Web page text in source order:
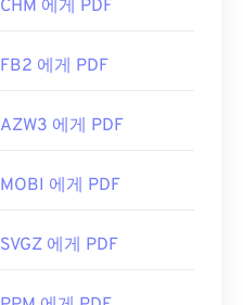
CHM 에게 PDF
FB2 에게 PDF
AZW3 에게 PDF
MOBI 에게 PDF
SVGZ 에게 PDF